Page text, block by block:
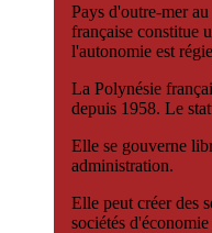
Pays d'outre-mer
française constitue
l'autonomie est
La Polynésie
depuis 1958. Le
Elle se gouverne
administration.
Elle peut créer des
sociétés